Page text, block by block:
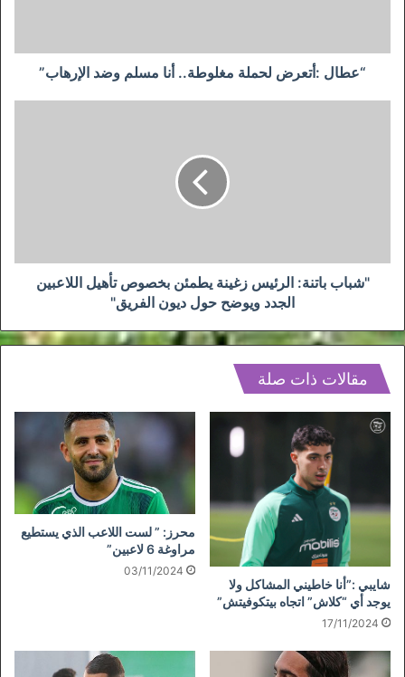
“عطال :أتعرض لحملة مغلوطة.. أنا مسلم وضد الإرهاب”
الجدد
ويوضح
الفريق"
"شباب باتنة: الرئيس زغينة يطمئن بخصوص تأهيل اللاعبين
الجدد ويوضح حول ديون الفريق"
مقالات ذات صلة
شايبي :”أنا خاطيني المشاكل ولا
يوجد أي “كلاش” اتجاه بيتكوفيتش”
17/11/2024
محرز: ” لست اللاعب الذي يستطيع
مراوغة 6 لاعبين”
03/11/2024